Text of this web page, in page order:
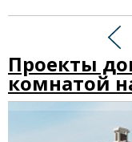
Проекты
комнатой